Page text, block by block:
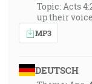
Topic: Acts
up their
MP3
DEUTSCH